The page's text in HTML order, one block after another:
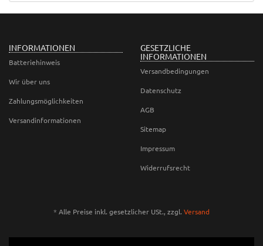
INFORMATIONEN
Batteriehinweis
Wir über uns
Zahlungsmöglichkeiten
Versandinformationen
GESETZLICHE
INFORMATIONEN
Versandbedingungen
Datenschutz
AGB
Sitemap
Impressum
Widerrufsrecht
* Alle Preise inkl. gesetzlicher USt., zzgl. Versand